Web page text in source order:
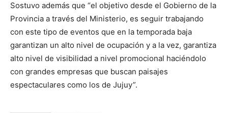
Sostuvo además que “el objetivo desde el Gobierno de la
Provincia a través del Ministerio, es seguir trabajando
con este tipo de eventos que en la temporada baja
garantizan un alto nivel de ocupación y a la vez, garantiza
alto nivel de visibilidad a nivel promocional haciéndolo
con grandes empresas que buscan paisajes
espectaculares como los de Jujuy”.